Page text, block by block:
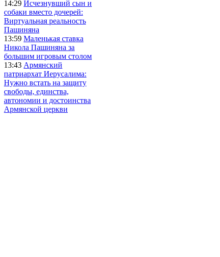
14:29 Исчезнувший сын и
собаки вместо дочерей:
Виртуальная реальность
Пашиняна
13:59 Маленькая ставка
Никола Пашиняна за
большим игровым столом
13:43 Армянский
патриархат Иерусалима:
Нужно встать на защиту
свободы, единства,
автономии и достоинства
Армянской церкви